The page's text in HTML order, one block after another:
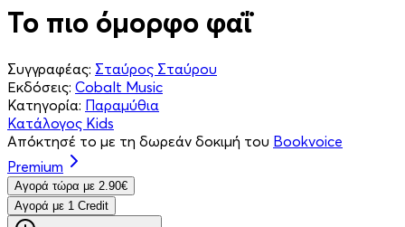
Το πιο όμορφο φαΐ
Συγγραφέας: Σταύρος Σταύρου
Εκδόσεις: Cobalt Music
Κατηγορία: Παραμύθια
Κατάλογος Kids
Απόκτησέ το με τη δωρεάν δοκιμή του Bookvoice
Premium
Aγορά τώρα με 2.90€
Aγορά με 1 Credit